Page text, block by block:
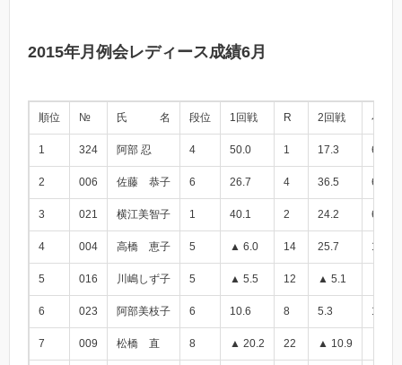
2015年月例会レディース成績6月
順位 № 氏 名 段位 1回戦 R 2回戦 小計
1 324 阿部 忍 4 50.0 1 17.3 67.3
2 006 佐藤 恭子 6 26.7 4 36.5 63.2
3 021 横江美智子 1 40.1 2 24.2 64.3
4 004 高橋 恵子 5 ▲ 6.0 14 25.7 19.7
5 016 川嶋しず子 5 ▲ 5.5 12 ▲ 5.1
6 023 阿部美枝子 6 10.6 8 5.3 15.9
7 009 松橋 直 8 ▲ 20.2 22 ▲ 10.9